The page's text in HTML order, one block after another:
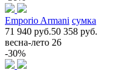
Emporio Armani сумка
71 940 руб.50 358 руб.
весна-лето 26
-30%